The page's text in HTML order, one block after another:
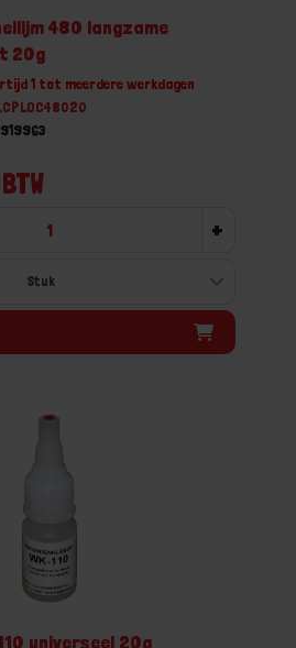
480 langzame
20g
1 tot meerdere werkdagen
+
universeel 20g